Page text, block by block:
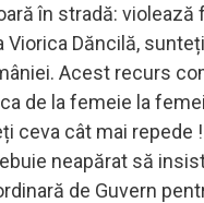
în stradă:
Viorica Dăncilă,
Acest recurs
de la femeie la
ceva cât mai repede
neapărat să
de Guvern